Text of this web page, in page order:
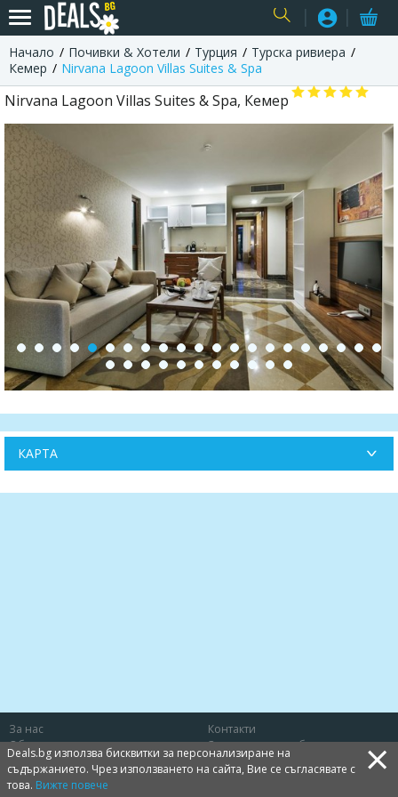
USER
Начало Почивки & Хотели Турция
Турска ривиера
Кемер
Nirvana Lagoon Villas Suites & Spa
Nirvana Lagoon Villas Suites & Spa, Кемер
КАРТА
За нас
Контакти
Общи условия
Защита на потребителя
Политика за лични данни
Бисквитки
Deals.bg използва бисквитки за персонализиране на
съдържанието. Чрез използването на сайта, Вие се съгласявате с
това. Вижте повече ×